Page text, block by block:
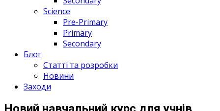
Science
Pre-Primary
Primary
Secondary
Блог
Статті та розробки
Новини
Заходи